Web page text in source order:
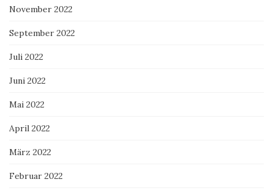
November 2022
September 2022
Juli 2022
Juni 2022
Mai 2022
April 2022
März 2022
Februar 2022